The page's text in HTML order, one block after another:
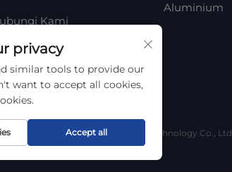
Kami
Aluminium
Cipta © 2012 - 2023 Litong Cable Technology Co., Ltd
privacy
similar tools to provide our
want to accept all cookies,
Accept all